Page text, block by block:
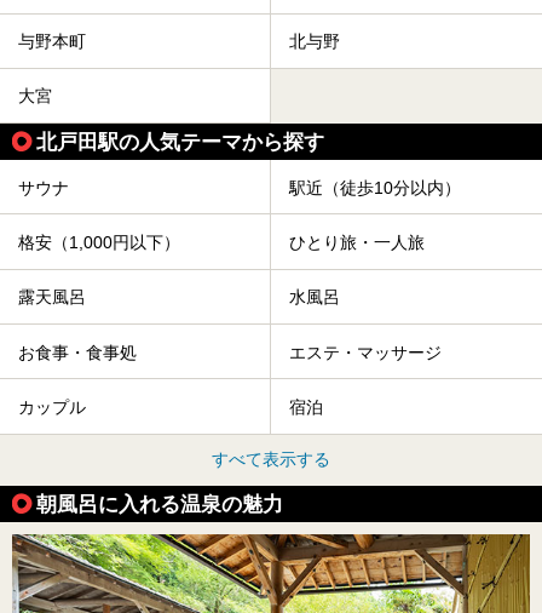
与野本町 北与野
大宮
北戸田駅の人気テーマから探す
サウナ 駅近（徒歩10分以内）
格安（1,000円以下） ひとり旅・一人旅
露天風呂 水風呂
お食事・食事処 エステ・マッサージ
カップル 宿泊
すべて表示する
朝風呂に入れる温泉の魅力